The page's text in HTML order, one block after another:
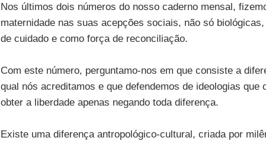
Nos últimos dois números do nosso caderno mensal,
maternidade nas suas acepções sociais, não só
de cuidado e como força de reconciliação.
Com este número, perguntamo-nos em que consiste a
qual nós acreditamos e que defendemos de ideologias que
obter a liberdade apenas negando toda diferença.
Existe uma diferença antropológico-cultural, criada por